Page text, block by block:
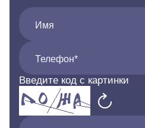
Имя
Телефон*
Введите код с картинки